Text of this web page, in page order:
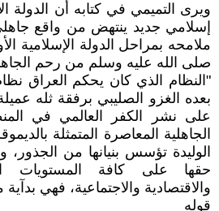
ويرى التميمي في كتابه أن الدولة
إسلامي جديد ينتهض من واقع
ملامحه بمراحل الدولة الإسلامية
صلى الله عليه وسلم من رحم
"النظام الذي كان يحكم العراق
بعده الغزو الصليبي برفقة ثله
على نشر الكفر العالمي في
الجاهلية المعاصرة المتمثلة
الوليدة تؤسس بنيانها من
حقها على كافة المستويات
والاقتصادية والاجتماعية، فهي
قوله